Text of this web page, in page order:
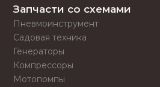
Запчасти со схемами
Пневмоинструмент
Садовая техника
Генераторы
Компрессоры
Мотопомпы